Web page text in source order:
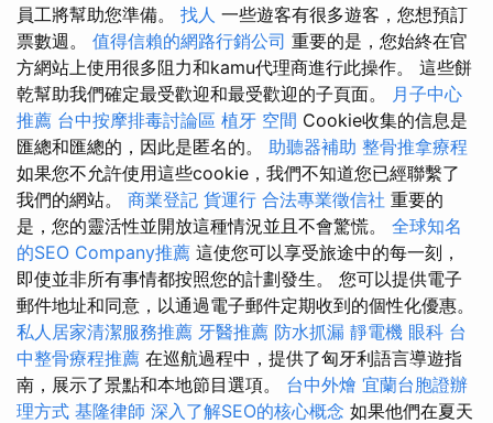
員工將幫助您準備。 找人 一些遊客有很多遊客，您想預訂
票數週。 值得信賴的網路行銷公司 重要的是，您始終在官
方網站上使用很多阻力和kamu代理商進行此操作。 這些餅
乾幫助我們確定最受歡迎和最受歡迎的子頁面。
月子中心
推薦 台中按摩排毒討論區 植牙 空間 Cookie收集的信息是
匯總和匯總的，因此是匿名的。 助聽器補助 整骨推拿療程
如果您不允許使用這些cookie，我們不知道您已經聯繫了
我們的網站。 商業登記 貨運行 合法專業徵信社 重要的
是，您的靈活性並開放這種情況並且不會驚慌。 全球知名
的SEO Company推薦 這使您可以享受旅途中的每一刻，
即使並非所有事情都按照您的計劃發生。 您可以提供電子
郵件地址和同意，以通過電子郵件定期收到的個性化優惠。
私人居家清潔服務推薦 牙醫推薦 防水抓漏 靜電機 眼科 台
中整骨療程推薦 在巡航過程中，提供了匈牙利語言導遊指
南，展示了景點和本地節目選項。 台中外燴 宜蘭台胞證辦
理方式 基隆律師 深入了解SEO的核心概念 如果他們在夏天